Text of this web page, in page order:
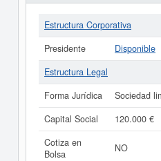
Estructura Corporativa
Presidente
Disponible
Estructura Legal
Forma Jurídica
Sociedad
Capital Social
120.000 €
Cotiza en
Bolsa
NO